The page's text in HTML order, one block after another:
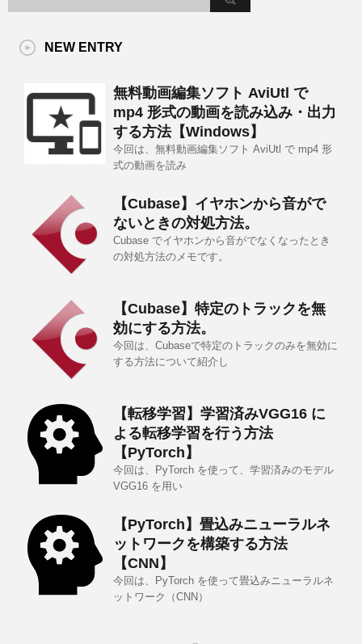
NEW ENTRY
無料動画編集ソフト AviUtl で
mp4 形式の動画を読み込み・出力
する方法【Windows】
今回は、無料動画編集ソフト AviUtl で mp4 形
式の動画を読み
【Cubase】イヤホンから音がで
ないときの対処方法。
Cubase でイヤホンから音がでなくなったとき
の対処方法のメモです。
【Cubase】特定のトラックを無
効にする方法。
今回は、Cubaseで特定のトラックのみを無効に
する方法について紹介し
【転移学習】学習済みVGG16 に
よる転移学習を行う方法
【PyTorch】
今回は、PyTorch を使って、学習済みのモデル
VGG16 を用い
【PyTorch】畳込みニューラルネ
ットワークを構築する方法
【CNN】
今回は、PyTorch を使って畳込みニューラルネ
ットワーク（CNN）